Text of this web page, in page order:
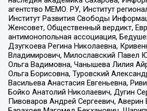
агентство МЕМО. РУ, Институт
Институт Развития Свободы
Женсовет, Общественный вердикт,
антимонопольная ассоциация,
Дзугкоева Регина Николаевна,
Владимирович, Милославский Павел
Ольга Вадимовна, Чанышева Лилия
Ольга Борисовна, Туровский
Васильева Анастасия Евгеньевна,
Бойко Анатолий Николаевич, Дугин
Пивоваров Андрей Сергеевич, Аверин